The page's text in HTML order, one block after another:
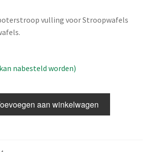
vulling voor Stroopwafels
nabesteld worden)
aan winkelwagen